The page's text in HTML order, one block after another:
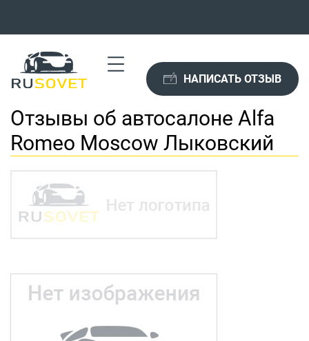
НАПИСАТЬ ОТЗЫВ
Отзывы об автосалоне Alfa
Romeo Moscow Лыковский